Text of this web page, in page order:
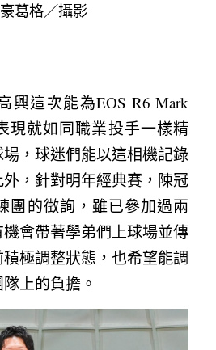
葛格／攝影
興這次能為EOS R6 Mark
現就如同職業投手一樣精
，球迷們能以這相機記錄
，針對明年經典賽，陳冠
團的徵詢，雖已參加過兩
會帶著學弟們上球場並傳
極調整狀態，也希望能調
上的負擔。